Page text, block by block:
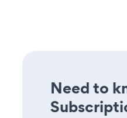
Need to